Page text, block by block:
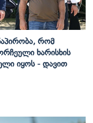
Რომ
Ხარისხის
Იყოს - Დავით